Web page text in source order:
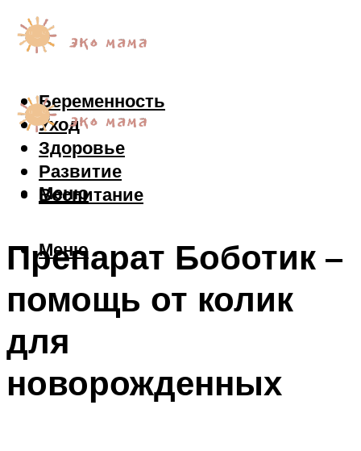
Беременность
Уход
Здоровье
Развитие
Воспитание
Меню
Меню
Препарат Боботик –
помощь от колик
для
новорожденных